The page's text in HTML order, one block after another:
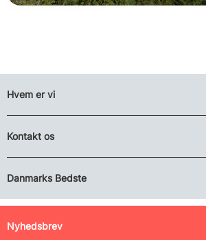
Hvem er vi
Kontakt os
Danmarks Bedste
Nyhedsbrev